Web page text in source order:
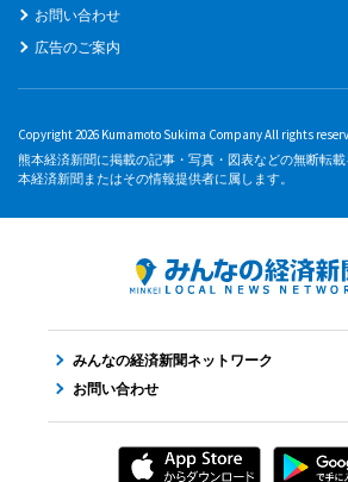
お問い合わせ
広告のご案内
Copyright 2026 Kumamoto Sukima Company All rights
熊本経済新聞に掲載の記事・写真・図表などの無断転
本経済新聞またはその情報提供者に属します。
みんなの経済新聞ネットワーク
お問い合わせ